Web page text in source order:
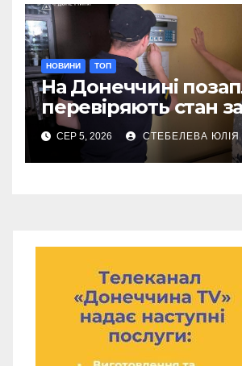
НОВИНИ ТОП
На Донеччині
перевіряють стан
споруд
СЕР 5, 2026 СТЕБЕЛЕВА ЮЛІЯ